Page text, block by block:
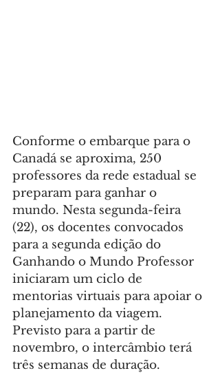
Conforme o embarque para o
Canadá se aproxima, 250
professores da rede estadual se
preparam para ganhar o
mundo. Nesta segunda-feira
(22), os docentes convocados
para a segunda edição do
Ganhando o Mundo Professor
iniciaram um ciclo de
mentorias virtuais para apoiar o
planejamento da viagem.
Previsto para a partir de
novembro, o intercâmbio terá
três semanas de duração.